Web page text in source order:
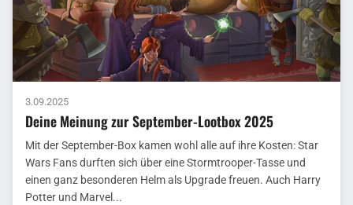
3.09.2025
Deine Meinung zur September-Lootbox 2025
Mit der September-Box kamen wohl alle auf ihre Kosten: Star
Wars Fans durften sich über eine Stormtrooper-Tasse und
einen ganz besonderen Helm als Upgrade freuen. Auch Harry
Potter und Marvel...